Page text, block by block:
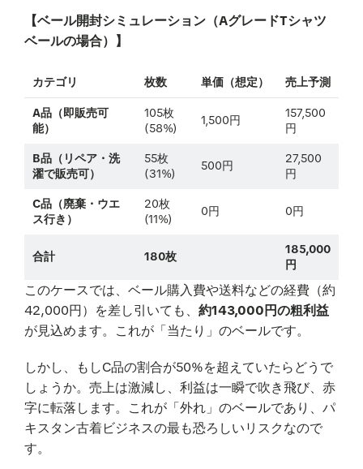
【ベール開封シミュレーション（AグレードTシャツ
ベールの場合）】
カテゴリ 枚数 単価（想定） 売上予測
A品（即販売可
能）
105枚
(58%)
1,500円
157,500
円
B品（リペア・洗
濯で販売可）
55枚
(31%)
500円
27,500
円
C品（廃棄・ウエ
ス行き）
20枚
(11%)
0円 0円
合計 180枚
185,000
円
このケースでは、ベール購入費や送料などの経費（約
42,000円）を差し引いても、 約143,000円の粗利益
が見込めます。これが「当たり」のベールです。
しかし、もしC品の割合が50%を超えていたらどうで
しょうか。売上は激減し、利益は一瞬で吹き飛び、赤
字に転落します。これが「外れ」のベールであり、パ
キスタン古着ビジネスの最も恐ろしいリスクなので
す。